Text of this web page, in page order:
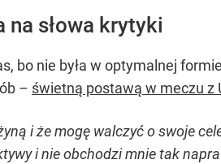
na słowa krytyki
bo nie była w optymalnej
– świetną postawą w meczu z
i że mogę walczyć o swoje
i nie obchodzi mnie tak